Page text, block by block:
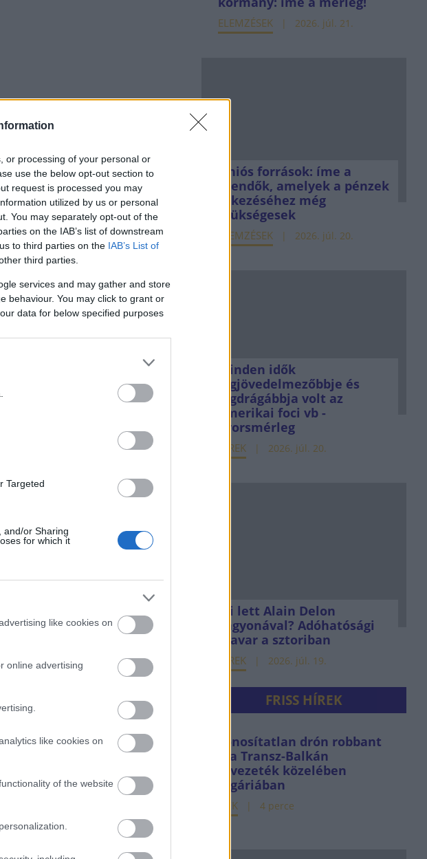
or processing of your personal or
use the below opt-out section to
request is processed you may
utilized by us or personal
You may separately opt-out of the
on the IAB’s list of downstream
to third parties on the IAB’s List of
third parties.
services and may gather and store
behaviour. You may click to grant or
data for below specified purposes
Targeted
and/or Sharing
for which it
like cookies on
online advertising
like cookies on
of the website
ELEMZÉSEK 2026. júl. 21.
Uniós források: íme a
teendők, amelyek a pénzek
érkezéséhez még
szükségesek
ELEMZÉSEK 2026. júl. 20.
Minden idők
legjövedelmezőbbje és
legdrágábbja volt az
amerikai foci vb -
gyorsmérleg
HÍREK 2026. júl. 20.
Mi lett Alain Delon
vagyonával? Adóhatósági
csavar a sztoriban
HÍREK 2026. júl. 19.
FRISS HÍREK
Azonosítatlan drón robbant
fel a Transz-Balkán
gázvezeték közelében
Bulgáriában
HÍREK 4 perce